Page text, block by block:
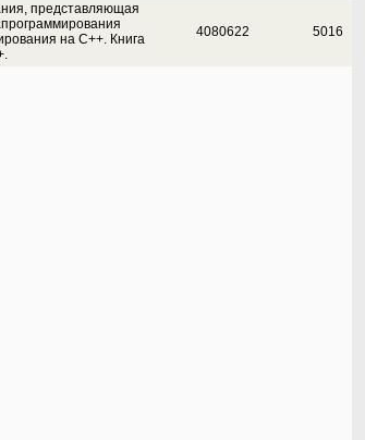
представляющая
на С++. Книга
4080622 5016